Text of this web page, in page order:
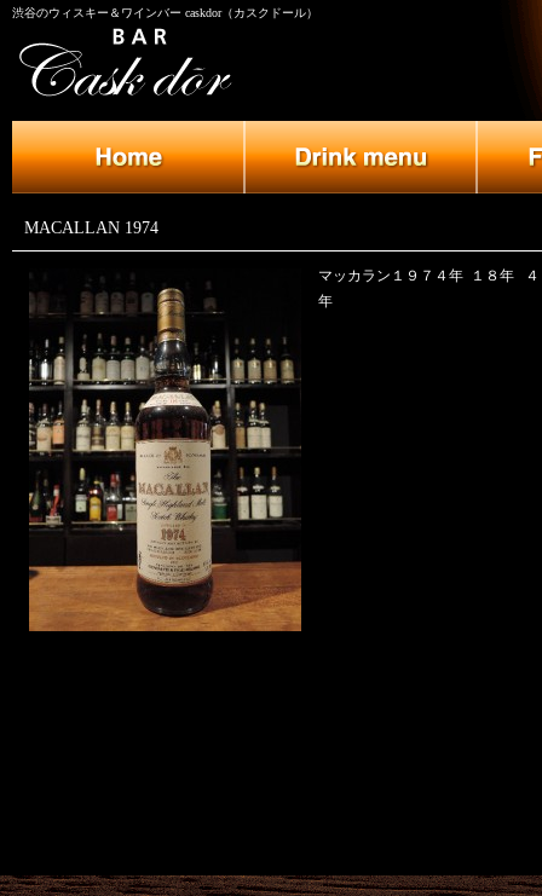
渋谷のウィスキー＆ワインバー caskdor（カスクドール）
MACALLAN 1974
マッカラン１９７４年 １８年
年